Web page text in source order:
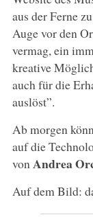
aus der Ferne
Auge vor den
vermag, ein
kreative
auch für die
auslöst”.
Ab morgen
auf die
von Andrea
Auf dem Bild: